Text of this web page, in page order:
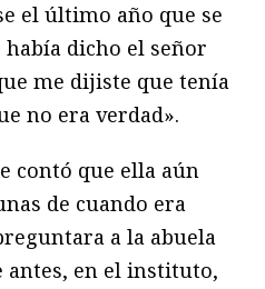
el último año que se
dicho el señor
me dijiste que tenía
no era verdad».
contó que ella aún
de cuando era
a la abuela
antes, en el instituto,